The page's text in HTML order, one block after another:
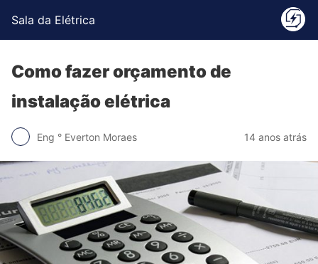
Sala da Elétrica
Como fazer orçamento de
instalação elétrica
Eng ° Everton Moraes 14 anos atrás